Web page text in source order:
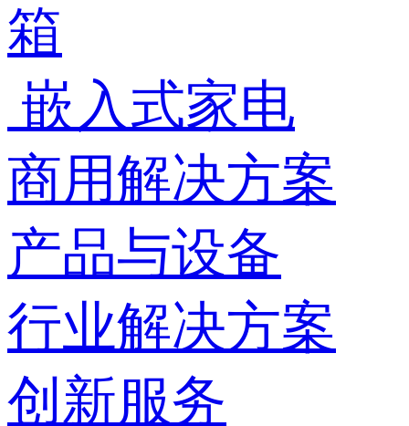
箱
嵌入式家电
商用解决方案
产品与设备
行业解决方案
创新服务